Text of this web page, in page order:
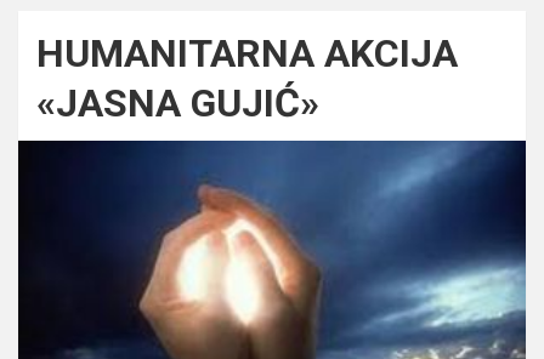
HUMANITARNA AKCIJA
«JASNA GUJIĆ»